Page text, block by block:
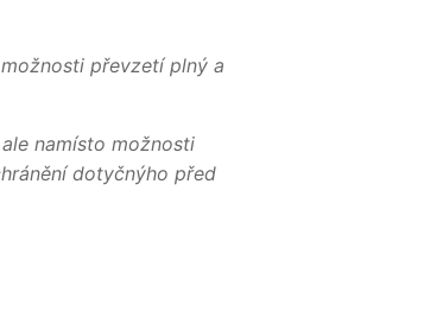
převzetí plný a
ale namísto možnosti
dotyčnýho před